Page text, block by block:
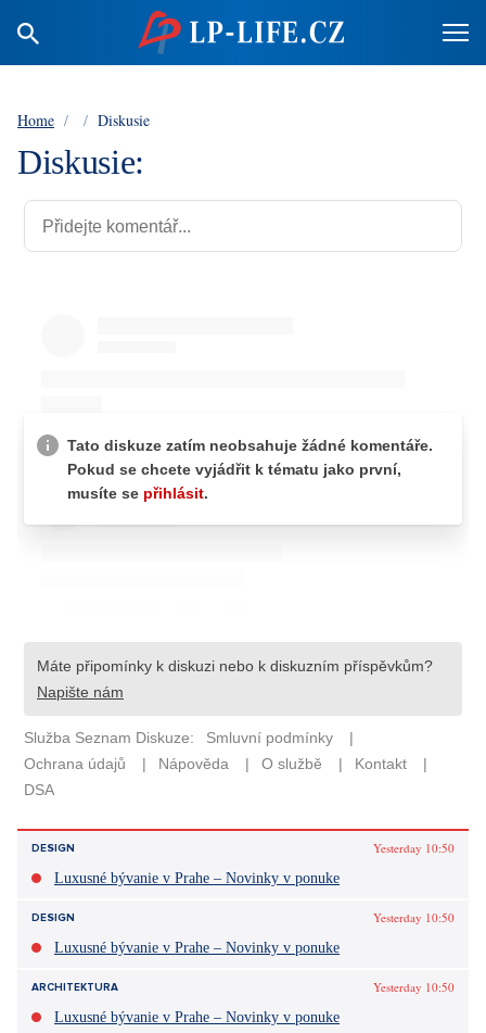
Home / / Diskusie
Diskusie:
DESIGN
Yesterday 10:50
Luxusné bývanie v Prahe – Novinky v ponuke
DESIGN
Yesterday 10:50
Luxusné bývanie v Prahe – Novinky v ponuke
ARCHITEKTURA
Yesterday 10:50
Luxusné bývanie v Prahe – Novinky v ponuke